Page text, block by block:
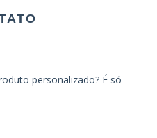
personalizado? É só